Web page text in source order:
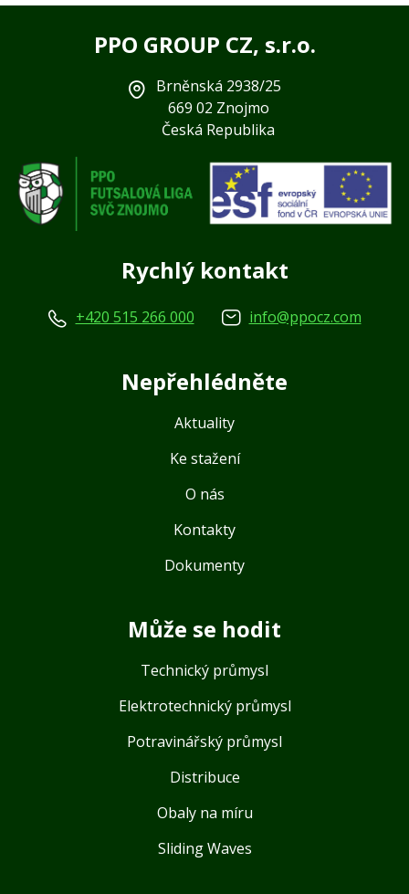
PPO GROUP CZ, s.r.o.
Brněnská 2938/25
669 02 Znojmo
Česká Republika
Rychlý kontakt
+420 515 266 000 info@ppocz.com
Nepřehlédněte
Aktuality
Ke stažení
O nás
Kontakty
Dokumenty
Může se hodit
Technický průmysl
Elektrotechnický průmysl
Potravinářský průmysl
Distribuce
Obaly na míru
Sliding Waves